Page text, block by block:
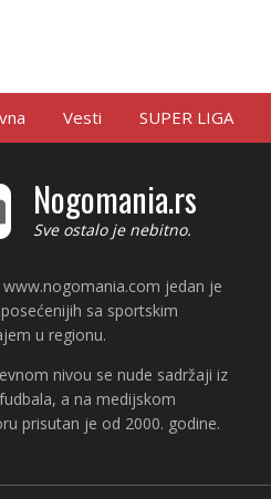
Vesti SUPER LIGA
Nogomania.rs
Sve ostalo je nebitno.
jedan je
sa sportskim
u regionu.
nivou se nude sadržaji iz
a na medijskom
prisutan je od 2000. godine.